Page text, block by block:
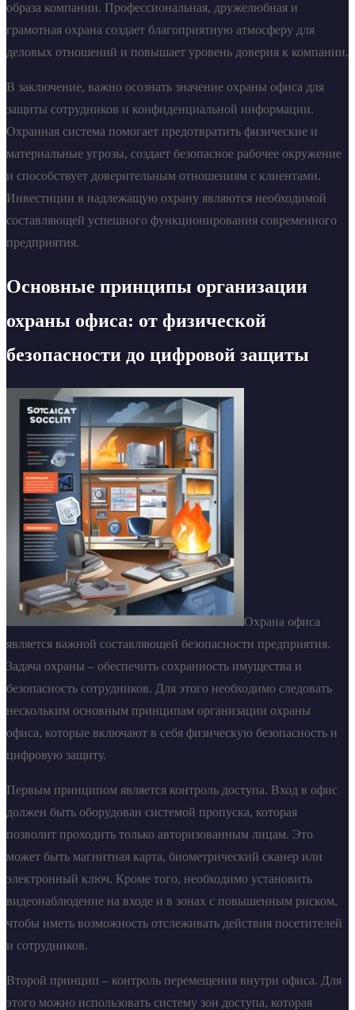
образа компании. Профессиональная, дружелюбная и
грамотная охрана создает благоприятную атмосферу для
деловых отношений и повышает уровень доверия к компании.
В заключение, важно осознать значение охраны офиса для
защиты сотрудников и конфиденциальной информации.
Охранная система помогает предотвратить физические и
материальные угрозы, создает безопасное рабочее окружение
и способствует доверительным отношениям с клиентами.
Инвестиции в надлежащую охрану являются необходимой
составляющей успешного функционирования современного
предприятия.
Основные принципы организации
охраны офиса: от физической
безопасности до цифровой защиты
Охрана офиса
является важной составляющей безопасности предприятия.
Задача охраны – обеспечить сохранность имущества и
безопасность сотрудников. Для этого необходимо следовать
нескольким основным принципам организации охраны
офиса, которые включают в себя физическую безопасность и
цифровую защиту.
Первым принципом является контроль доступа. Вход в офис
должен быть оборудован системой пропуска, которая
позволит проходить только авторизованным лицам. Это
может быть магнитная карта, биометрический сканер или
электронный ключ. Кроме того, необходимо установить
видеонаблюдение на входе и в зонах с повышенным риском,
чтобы иметь возможность отслеживать действия посетителей
и сотрудников.
Второй принцип – контроль перемещения внутри офиса. Для
этого можно использовать систему зон доступа, которая